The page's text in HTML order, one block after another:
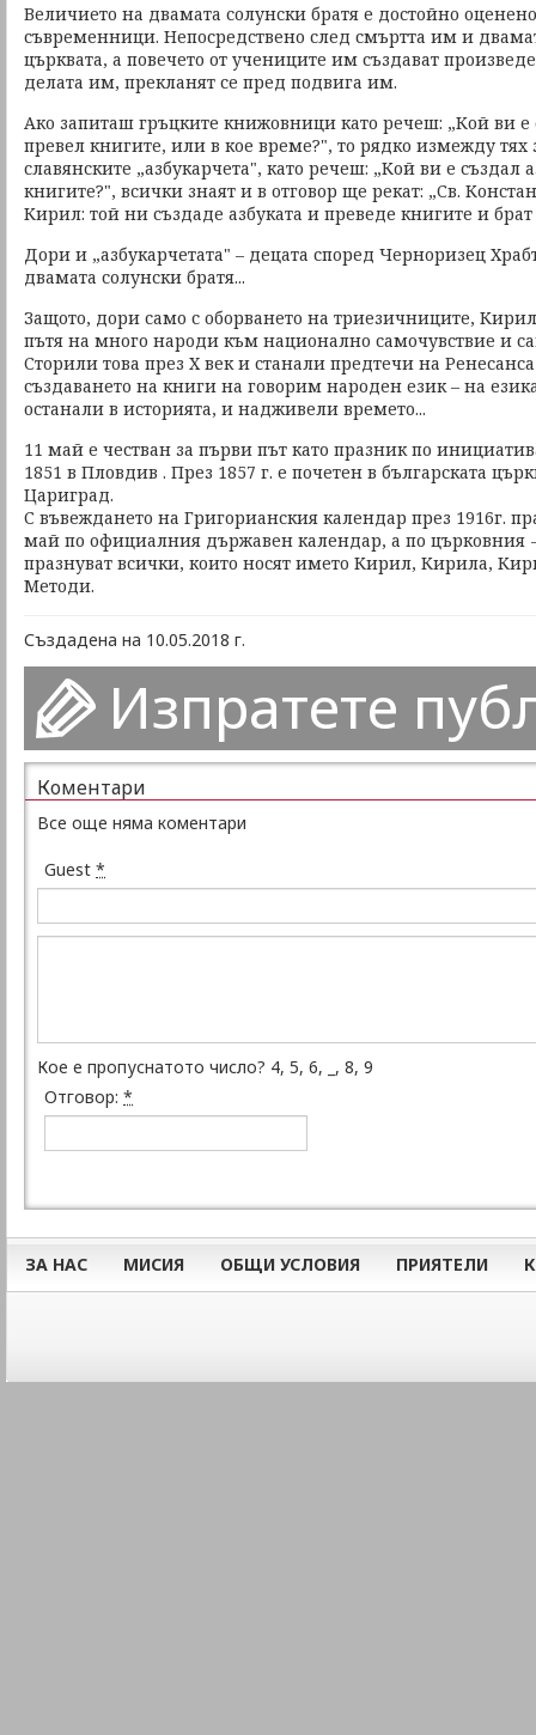
Величието на двамата солунски братя е достойно
съвременници. Непосредствено след смъртта им и
църквата, а повечето от учениците им създават
делата им, прекланят се пред подвига им.
Ако запиташ гръцките книжовници като речеш: „Кой ви е
превел книгите, или в кое време?", то рядко измежду тях
славянските „азбукарчета", като речеш: „Кой ви е създал
книгите?", всички знаят и в отговор ще рекат: „Св.
Кирил: той ни създаде азбуката и преведе книгите и
Дори и „азбукарчетата" – децата според Черноризец
двамата солунски братя...
Защото, дори само с оборването на триезичниците,
пътя на много народи към национално самочувствие и
Сторили това през Х век и станали предтечи на
създаването на книги на говорим народен език – на
останали в историята, и надживели времето...
11 май е честван за първи път като празник по
1851 в Пловдив . През 1857 г. е почетен в българската
Цариград.
С въвеждането на Григорианския календар през 1916г.
май по официалния държавен календар, а по църковния
празнуват всички, които носят името Кирил, Кирила,
Методи.
Създадена на 10.05.2018 г.
Изпратете
Коментари
Все още няма коментари
Guest *
Кое е пропуснатото число? 4, 5, 6, _, 8, 9
Отговор: *
ЗА НАС МИСИЯ ОБЩИ УСЛОВИЯ ПРИЯТЕЛИ